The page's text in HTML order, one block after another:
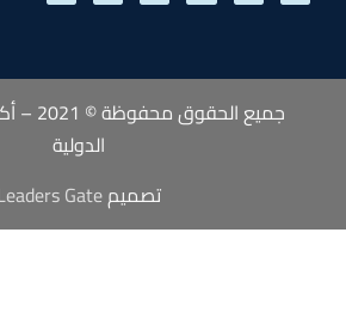
جميع
الدولية
تصميمLeaders Gate